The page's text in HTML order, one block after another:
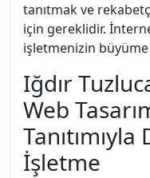
tanıtmak ve
için gereklidir.
işletmenizin
Iğdır
Web
İşletme